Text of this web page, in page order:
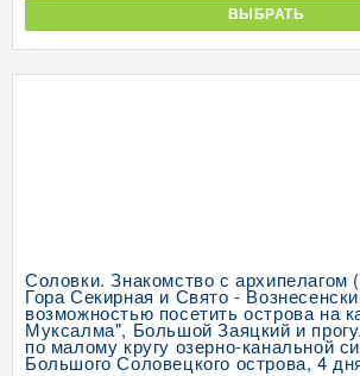
ВЫБРАТЬ
Соловки. Знакомство с архипелагом
Гора Секирная и Свято -
возможностью посетить острова на
Муксалма", Большой Заяцкий и
по малому кругу озерно-канальной
Большого Соловецкого острова, 4